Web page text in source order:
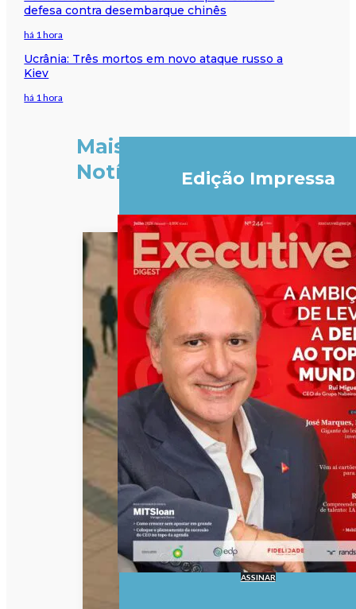
defesa contra desembarque chinês
há 1 hora
Ucrânia: Três mortos em novo ataque russo a
Kiev
há 1 hora
Mais
Notícias
Edição Impressa
ASSINAR